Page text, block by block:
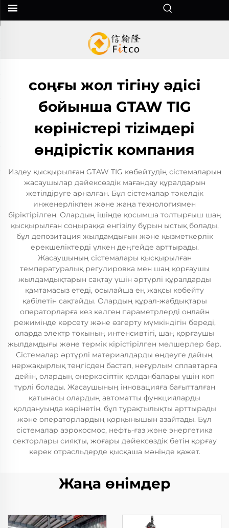
соңғы жол тігіну әдісі
бойынша GTAW TIG
көріністері тizімдері
өндірістік компания
Издеу қысқырылған GTAW TIG көбейтудің сістемаларын
жасаушылар дәйексөздік мағандау құралдарын
жетілдіруге арналған. Бұл сістемалар тәкелдік
инженерлікпен және жаңа технологиямен
біріктірілген. Олардың ішінде қосымша толтырғыш шаң
қысқырылған соңыраққа енгізілу бұрын ыстық болады,
бұл депозитация жылдамдығын және қызметкерлік
ерекшеліктерді үлкен деңгейде арттырады.
Жасаушының сістемалары қысқырылған
температуралық регулировка мен шаң қорғаушы
жылдамдықтарын сақтау үшін әртүрлі құралдарды
қамтамасыз етеді, осылайша ең жақсы көбейту
қабілетін сақтайды. Олардың құрал-жабдықтары
операторларға кез келген параметрлерді онлайн
режимінде көрсету және өзгерту мүмкіндігін береді,
оларда электр токының интенсивтігі, шаң қорғаушы
жылдамдығы және термік кірістірілген мөлшерлер бар.
Сістемалар әртүрлі материалдарды өңдеуге дайын,
нержақырлық теңгісден бастап, неғұрлым сплавтарға
дейін, олардың өнеркәсіптік қолданбалары үшін көп
түрлі болады. Жасаушының інновацияға бағытталған
қатынасы олардың автоматты функцияларды
қолдануында көрінетін, бұл тұрақтылықты арттырады
және операторлардың қорқынышын азайтады. Бұл
сістемалар аэрокосмос, нефть-ғаз және энергетика
секторлары сияқты, жоғары дәйексөздік бетін қорғау
керек отрасльдерде қысқаша мәнінде қажет.
Жаңа өнімдер